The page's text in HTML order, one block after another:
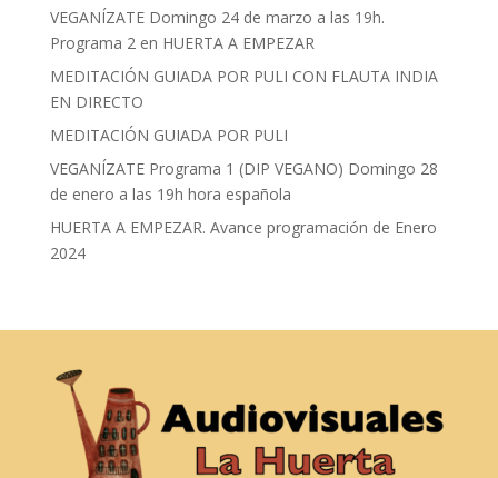
VEGANÍZATE Domingo 24 de marzo a las 19h.
Programa 2 en HUERTA A EMPEZAR
MEDITACIÓN GUIADA POR PULI CON FLAUTA INDIA
EN DIRECTO
MEDITACIÓN GUIADA POR PULI
VEGANÍZATE Programa 1 (DIP VEGANO) Domingo 28
de enero a las 19h hora española
HUERTA A EMPEZAR. Avance programación de Enero
2024